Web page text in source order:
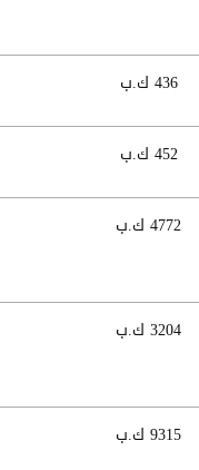
436 ك.ب
452 ك.ب
4772 ك.ب
3204 ك.ب
9315 ك.ب